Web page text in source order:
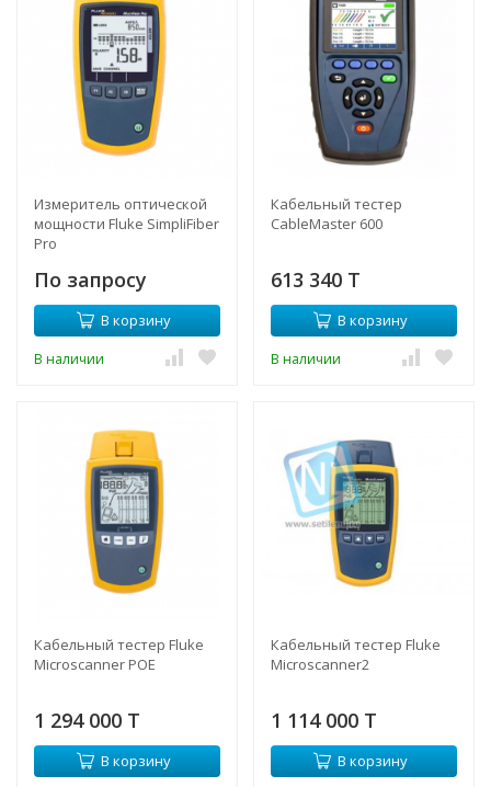
Измеритель оптической
мощности Fluke SimpliFiber
Pro
По запросу
В корзину
В наличии
Кабельный тестер
CableMaster 600
613 340 T
В корзину
В наличии
Кабельный тестер Fluke
Microscanner POE
1 294 000 T
В корзину
Кабельный тестер Fluke
Microscanner2
1 114 000 T
В корзину